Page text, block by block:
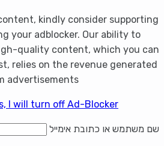
kindly consider supporting
your adblocker. Our ability to
quality content, which you can
relies on the revenue generated
advertisements.
I will turn off Ad-Blocker
שם משתמש או כתובת אימייל